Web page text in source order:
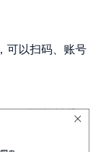
，可以扫码、账号